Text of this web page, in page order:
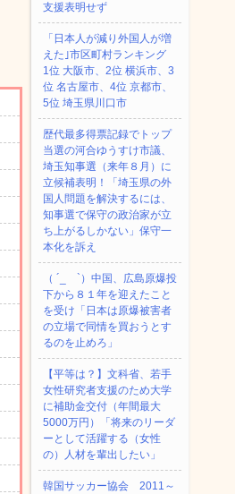
支援表明せず
「日本人が減り外国人が増
えた｣市区町村ランキング
1位 大阪市、2位 横浜市、3
位 名古屋市、4位 京都市、
5位 埼玉県川口市
歴代最多得票記録でトップ
当選の河合ゆうすけ市議、
埼玉知事選（来年８月）に
立候補表明！「埼玉県の外
国人問題を解決するには、
知事選で保守の政治家が立
ち上がるしかない」保守一
本化を訴え
（ ´_ゝ`）中国、広島原爆投
下から８１年を迎えたこと
を受け「日本は原爆被害者
の立場で同情を買おうとす
るのを止めろ」
【平等は？】文科省、若手
女性研究者支援のため大学
に補助金交付（年間最大
5000万円）「将来のリーダ
ーとして活躍する（女性
の）人材を輩出したい」
韓国サッカー協会 2011～